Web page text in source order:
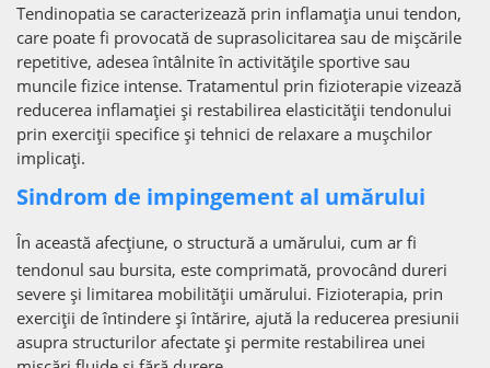
Tendinopatia se caracterizează prin inflamația unui tendon,
care poate fi provocată de suprasolicitarea sau de mișcările
repetitive, adesea întâlnite în activitățile sportive sau
muncile fizice intense. Tratamentul prin fizioterapie vizează
reducerea inflamației și restabilirea elasticității tendonului
prin exerciții specifice și tehnici de relaxare a mușchilor
implicați.
Sindrom de impingement al umărului
În această afecțiune, o structură a umărului, cum ar fi
tendonul sau bursita, este comprimată, provocând dureri
severe și limitarea mobilității umărului. Fizioterapia, prin
exerciții de întindere și întărire, ajută la reducerea presiunii
asupra structurilor afectate și permite restabilirea unei